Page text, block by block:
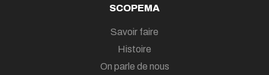
SCOPEMA
Savoir faire
Histoire
On parle de nous